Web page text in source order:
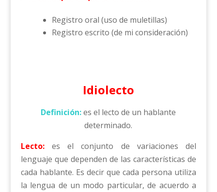
Registro oral (uso de muletillas)
Registro escrito (de mi consideración)
Idiolecto
Definición:es el lecto de un hablante
determinado.
Lecto: es el conjunto de variaciones del
lenguaje que dependen de las características de
cada hablante. Es decir que cada persona utiliza
la lengua de un modo particular, de acuerdo a